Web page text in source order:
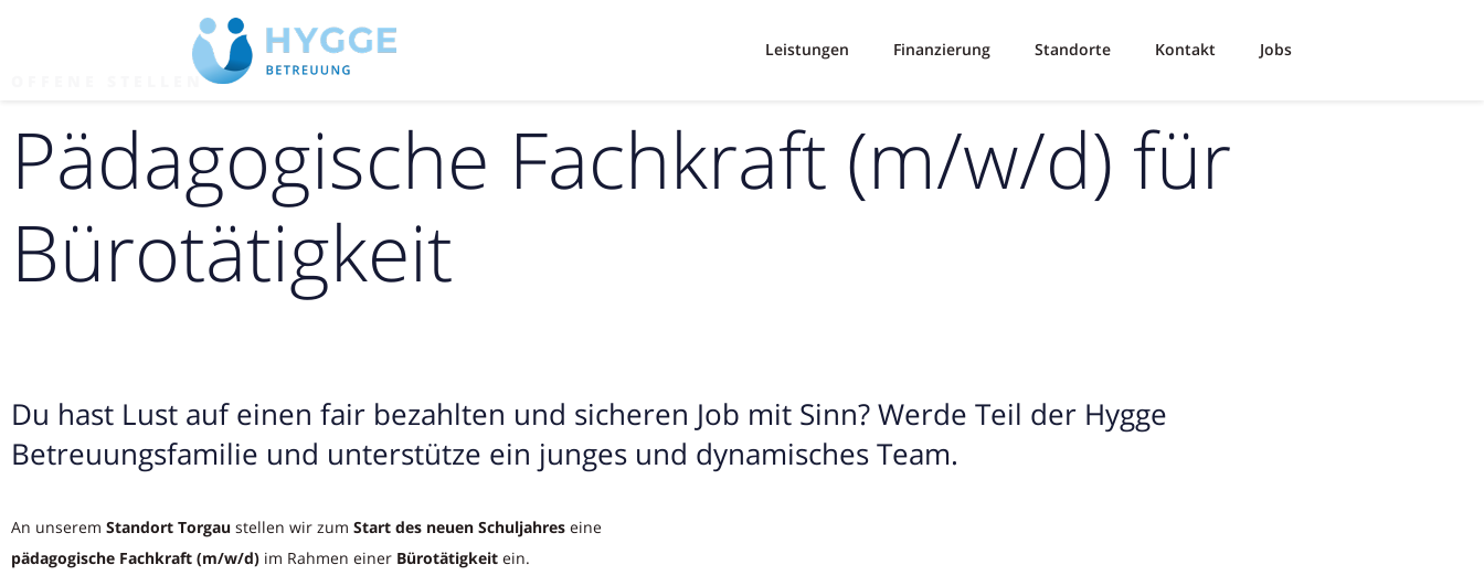
Leistungen Finanzierung Standorte Kontakt
Jobs
OFFENE STELLEN
Pädagogische Fachkraft (m/w/d) für
Bürotätigkeit
Du hast Lust auf einen fair bezahlten und sicheren Job mit Sinn? Werde Teil der Hygge
Betreuungsfamilie und unterstütze ein junges und dynamisches Team.
An unserem Standort Torgau stellen wir zum Start des neuen Schuljahres eine
pädagogische Fachkraft (m/w/d) im Rahmen einer Bürotätigkeit ein.